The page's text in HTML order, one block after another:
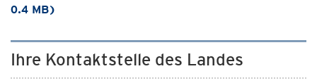
0.4 MB)
Ihre Kontaktstelle des Landes